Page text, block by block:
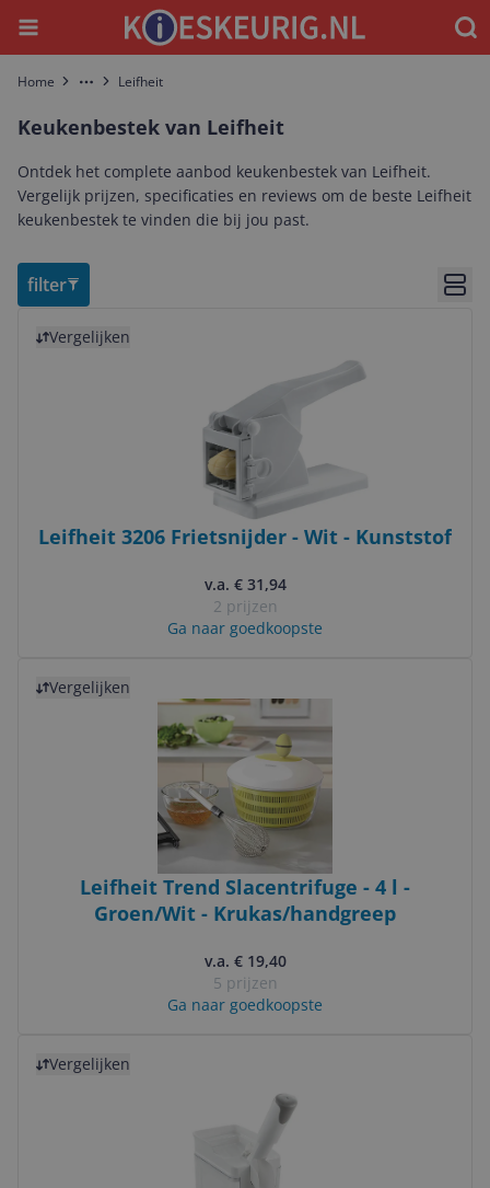
Menu
Home More Leifheit
Keukenbestek van Leifheit
Ontdek het complete aanbod keukenbestek van Leifheit.
Vergelijk prijzen, specificaties en reviews om de beste Leifheit
keukenbestek te vinden die bij jou past.
filter
Vergelijken
Leifheit 3206 Frietsnijder - Wit - Kunststof
v.a. € 31,94
2 prijzen
Ga naar goedkoopste
Vergelijken
Leifheit Trend Slacentrifuge - 4 l -
Groen/Wit - Krukas/handgreep
v.a. € 19,40
5 prijzen
Ga naar goedkoopste
Vergelijken